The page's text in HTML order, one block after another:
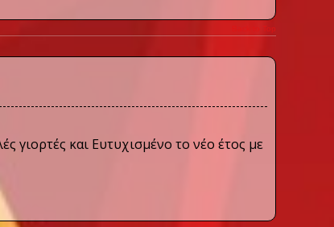
Back to Top
γιορτές και Ευτυχισμένο το νέο έτος με